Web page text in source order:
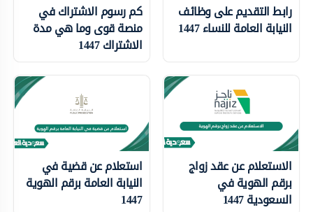
رابط التقديم على وظائف
النيابة العامة للنساء 1447
كم رسوم الاشتراك في
منصة قوى وما هي مدة
الاشتراك 1447
الاستعلام عن عقد زواج
برقم الهوية في
السعودية 1447
استعلام عن قضية في
النيابة العامة برقم الهوية
1447